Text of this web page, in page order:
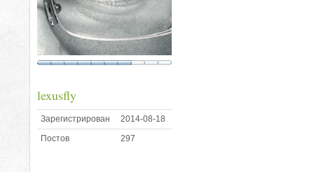
lexusfly
Зарегистрирован
2014-08-18
Постов
297